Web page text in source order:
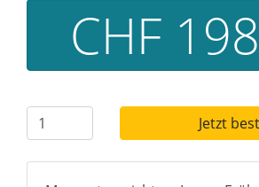
CHF
Jetzt